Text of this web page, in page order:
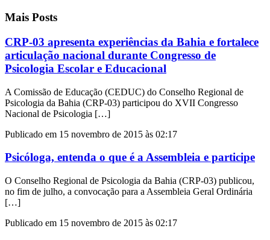
Mais Posts
CRP-03 apresenta experiências da Bahia e fortalece
articulação nacional durante Congresso de
Psicologia Escolar e Educacional
A Comissão de Educação (CEDUC) do Conselho Regional de
Psicologia da Bahia (CRP-03) participou do XVII Congresso
Nacional de Psicologia […]
Publicado em 15 novembro de 2015 às 02:17
Psicóloga, entenda o que é a Assembleia e participe
O Conselho Regional de Psicologia da Bahia (CRP-03) publicou,
no fim de julho, a convocação para a Assembleia Geral Ordinária
[…]
Publicado em 15 novembro de 2015 às 02:17